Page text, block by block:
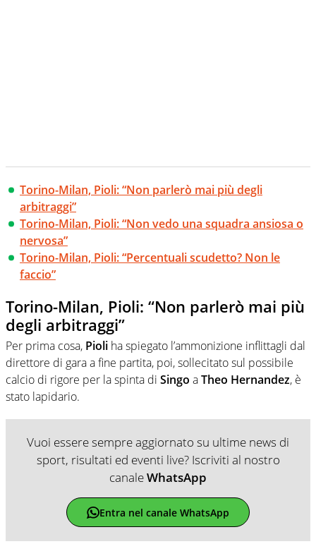
Torino-Milan, Pioli: “Non parlerò mai più degli
arbitraggi”
Torino-Milan, Pioli: “Non vedo una squadra ansiosa o
nervosa”
Torino-Milan, Pioli: “Percentuali scudetto? Non le
faccio”
Torino-Milan, Pioli: “Non parlerò mai più
degli arbitraggi”
Per prima cosa, Pioli ha spiegato l’ammonizione inflittagli dal
direttore di gara a fine partita, poi, sollecitato sul possibile
calcio di rigore per la spinta di Singo aTheo Hernandez, è
stato lapidario.
Vuoi essere sempre aggiornato su ultime news di
sport, risultati ed eventi live? Iscriviti al nostro
canaleWhatsApp
Entra nel canale WhatsApp